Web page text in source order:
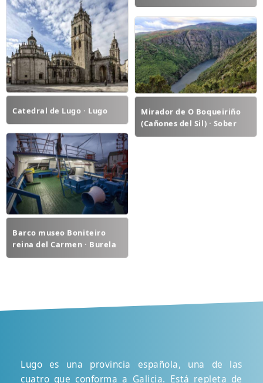
Catedral de Lugo · Lugo
Mirador de O Boqueiriño
(Cañones del Sil) · Sober
Barco museo Boniteiro
reina del Carmen · Burela
Lugo es una provincia española, una de las
cuatro que conforma a Galicia. Está repleta de